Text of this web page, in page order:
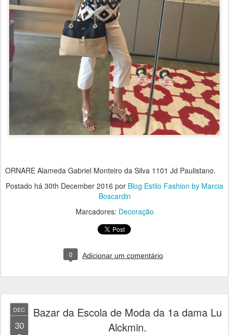
ORNARE Alameda Gabriel Monteiro da Silva 1101 Jd Paulistano.
Postado há 30th December 2016 por Blog Estilo Fashion by Marcia
Boscardin
Marcadores: Decoração
0 Adicionar um comentário
DEC
30
Bazar da Escola de Moda da 1a dama Lu
Alckmin.